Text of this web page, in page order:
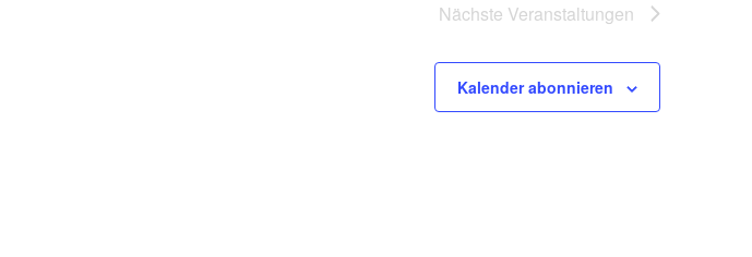
Nächste Veranstaltungen
Kalender abonnieren